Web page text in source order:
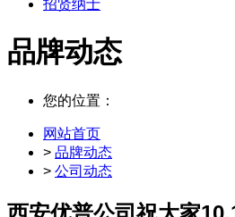
招贤纳士
品牌动态
您的位置：
网站首页
> 品牌动态
> 公司动态